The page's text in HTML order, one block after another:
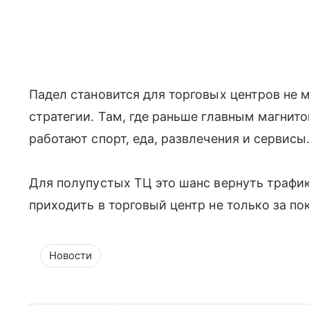
Падел становится для торговых центров
стратегии. Там, где раньше главным
работают спорт, еда, развлечения и сервисы.
Для полупустых ТЦ это шанс вернуть
приходить в торговый центр не только за
Новости